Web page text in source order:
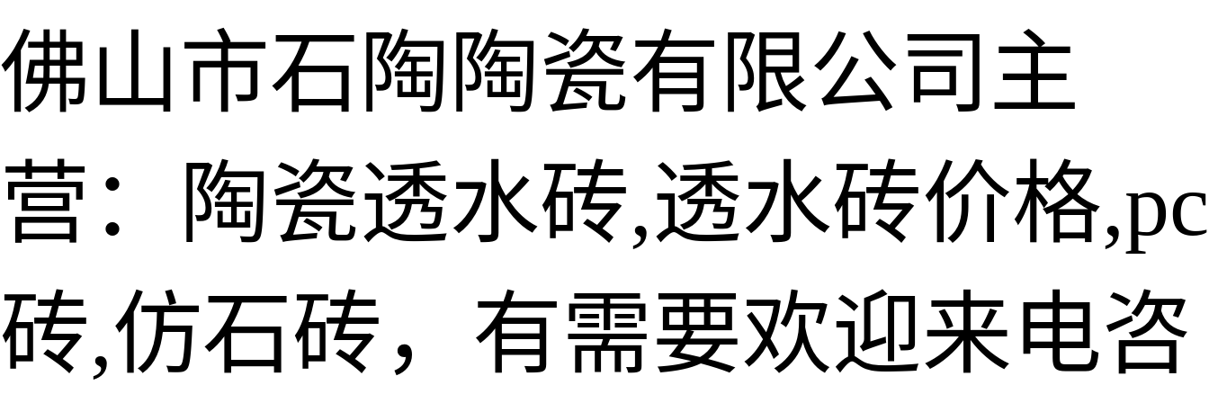
佛山市石陶陶瓷有限公司主
营：陶瓷透水砖,透水砖价格,pc
砖,仿石砖，有需要欢迎来电咨